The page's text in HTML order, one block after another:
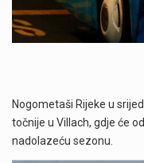
Nogometaši Rijeke u
točnije u Villach, gdje će
nadolazeću sezonu.